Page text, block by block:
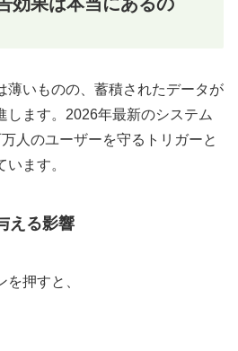
薄いものの、蓄積されたデータが
します。2026年最新のシステム
人のユーザーを守るトリガーと
ます。
える影響
押すと、